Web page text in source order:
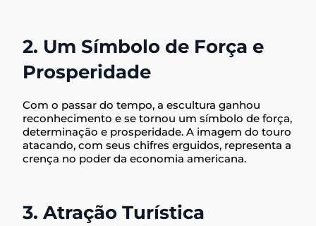
2. Um Símbolo de Força e
Prosperidade
Com o passar do tempo, a escultura ganhou
reconhecimento e se tornou um símbolo de força,
determinação e prosperidade. A imagem do touro
atacando, com seus chifres erguidos, representa a
crença no poder da economia americana.
3. Atração Turística